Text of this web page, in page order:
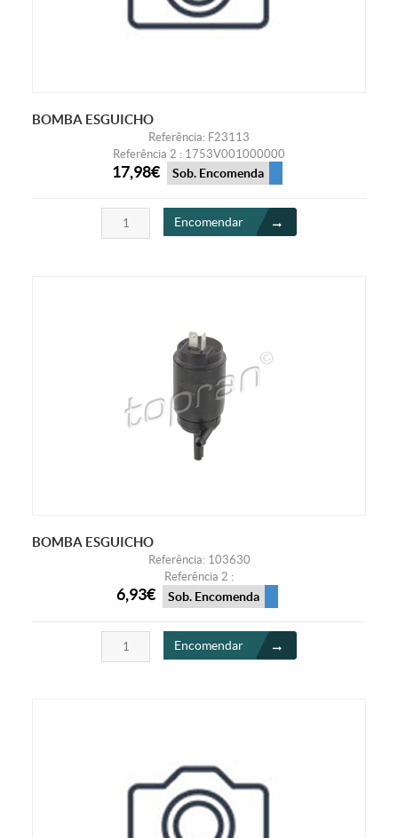
BOMBA ESGUICHO
Referência: F23113
Referência 2 : 1753V001000000
17,98€ Sob. Encomenda
Encomendar
BOMBA ESGUICHO
Referência: 103630
Referência 2 :
6,93€ Sob. Encomenda
Encomendar